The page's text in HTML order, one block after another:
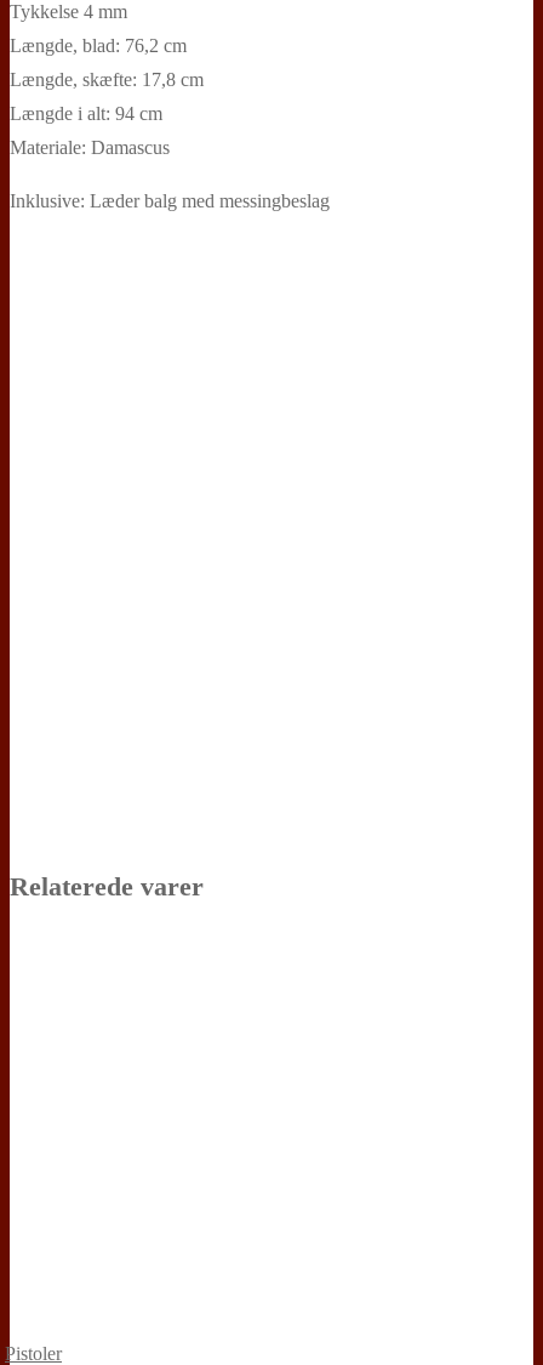
Tykkelse 4 mm
Længde, blad: 76,2 cm
Længde, skæfte: 17,8 cm
Længde i alt: 94 cm
Materiale: Damascus
Inklusive: Læder balg med messingbeslag
Relaterede varer
Pistoler